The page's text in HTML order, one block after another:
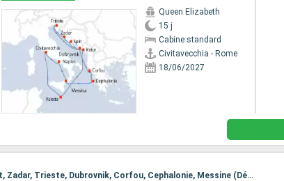
Queen Elizabeth
15 j
Cabine standard
Civitavecchia - Rome
18/06/2027
Itinéraire : Civitavecchia - Rome, La Valette, Split, Zadar, Trieste, Dubrovnik, Corfou, Cephalonie, Messine (Détroit), Salerne, Civitavecchia - Rome